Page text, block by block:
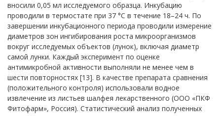
вносили 0,05 мл исследуемого образца. Инкубацию
проводили в термостате при 37 °С в течение 18–24 ч. По
завершении инкубационного периода проводили измерение
диаметров зон ингибирования роста микроорганизмов
вокруг исследуемых объектов (лунок), включая диаметр
самой лунки. Каждый эксперимент по оценке
антимикробной активности выполняли не менее чем в
шести повторностях [13]. В качестве препарата сравнения
(положительного контроля) использовали водное
извлечение из листьев шалфея лекарственного (ООО «ПКФ
Фитофарм», Россия). Статистический анализ полученных